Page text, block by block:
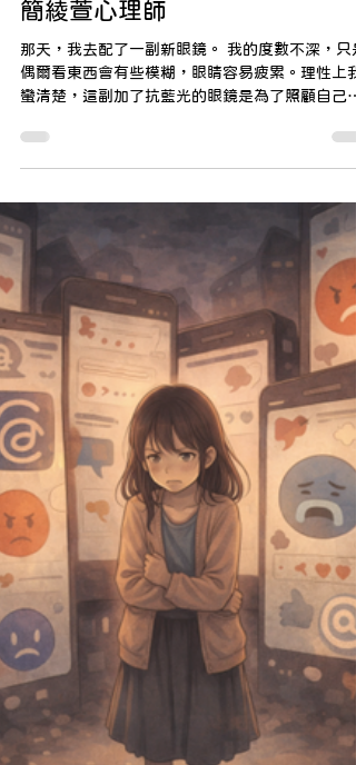
admin_SeeingCounseling
結帳後的懷疑：談談那些揮之不
去的「購物後焦慮」/ 看見心理
簡綾萱心理師
偶爾看東西會有些模糊，眼睛容易疲累。理性上我
蠻清楚，這副加了抗藍光的眼鏡是為了照顧自己，
三千塊的價格在市場上也合理啊。 但奇怪的是，當
我走出眼鏡行的那一刻，那個熟悉的聲音又在腦海
「這筆錢會不會花得太快、太多了？」 「如果當時
決定不要買，是不是比較好？」 這不是我第一次在
消費後感到不安。而且這種不安感並不會讓我變得
比較省錢，反而是讓心裡多了份拉扯與疲憊。原來
這種在結帳後湧現的複雜情緒，在心理學上有個名
詞叫「購物後焦慮」（Post-purchase Anxiety）